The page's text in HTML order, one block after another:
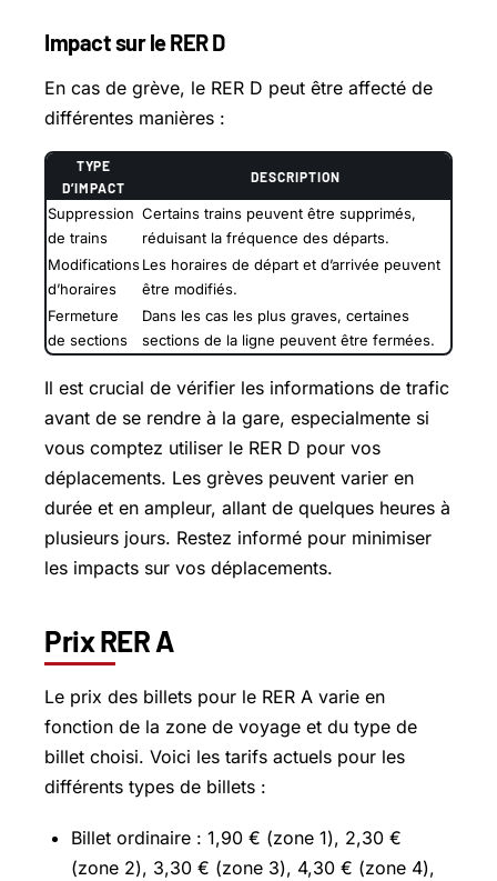
Impact sur le RER D
En cas de grève, le RER D peut être affecté de
différentes manières :
TYPE
D’IMPACT
DESCRIPTION
Suppression
de trains
Certains trains peuvent être supprimés,
réduisant la fréquence des départs.
Modifications
d’horaires
Les horaires de départ et d’arrivée peuvent
être modifiés.
Fermeture
de sections
Dans les cas les plus graves, certaines
sections de la ligne peuvent être fermées.
Il est crucial de vérifier les informations de trafic
avant de se rendre à la gare, especialmente si
vous comptez utiliser le RER D pour vos
déplacements. Les grèves peuvent varier en
durée et en ampleur, allant de quelques heures à
plusieurs jours. Restez informé pour minimiser
les impacts sur vos déplacements.
Prix RER A
Le prix des billets pour le RER A varie en
fonction de la zone de voyage et du type de
billet choisi. Voici les tarifs actuels pour les
différents types de billets :
Billet ordinaire : 1,90 € (zone 1), 2,30 €
(zone 2), 3,30 € (zone 3), 4,30 € (zone 4),